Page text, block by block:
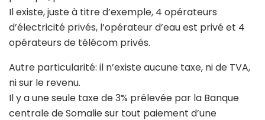
Il existe, juste à titre d’exemple, 4 opérateurs
d’électricité privés, l’opérateur d’eau est privé et 4
opérateurs de télécom privés.
Autre particularité: il n’existe aucune taxe, ni de TVA,
ni sur le revenu.
Il y a une seule taxe de 3% prélevée par la Banque
centrale de Somalie sur tout paiement d’une